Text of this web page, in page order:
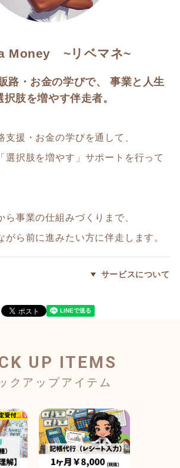
Money ~リベマネ~
路・お金の学びで、 事業と人生
択肢を増やす伴走者。
支援・お金の学びを通して、
選択肢を増やす」サポートを行って
ら事業の仕組みづくりまで、
がら前に進みたい方に伴走します。
サービスについて
UP ITEMS